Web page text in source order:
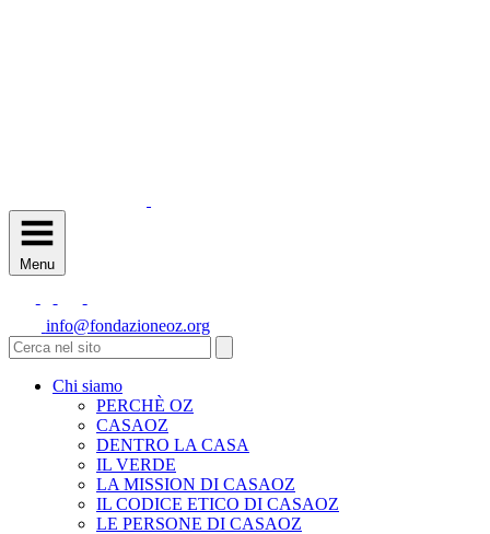
Menu
info@fondazioneoz.org
Chi siamo
PERCHÈ OZ
CASAOZ
DENTRO LA CASA
IL VERDE
LA MISSION DI CASAOZ
IL CODICE ETICO DI CASAOZ
LE PERSONE DI CASAOZ